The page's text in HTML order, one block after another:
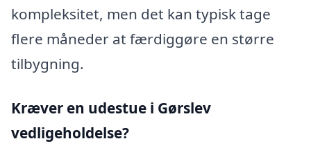
kompleksitet, men det kan typisk tage
flere måneder at færdiggøre en større
tilbygning.
Kræver en udestue i Gørslev
vedligeholdelse?